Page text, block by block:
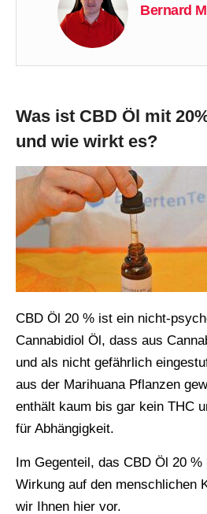
Bernard
Was ist CBD Öl mit
und wie wirkt es?
CBD Öl 20 % ist ein nicht-
Cannabidiol Öl, dass aus
und als nicht gefährlich
aus der Marihuana Pflanzen
enthält kaum bis gar kein THC
für Abhängigkeit.
Im Gegenteil, das CBD Öl 20
Wirkung auf den menschlichen
wir Ihnen hier vor.